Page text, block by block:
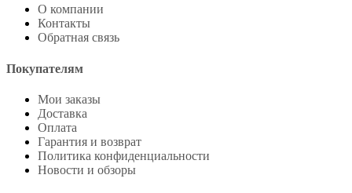
О компании
Контакты
Обратная связь
Покупателям
Мои заказы
Доставка
Оплата
Гарантия и возврат
Политика конфиденциальности
Новости и обзоры